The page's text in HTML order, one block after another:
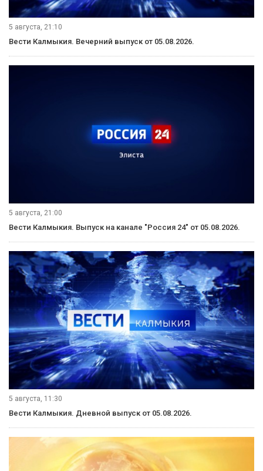
5 августа, 21:10
Вести Калмыкия. Вечерний выпуск от 05.08.2026.
5 августа, 21:00
Вести Калмыкия. Выпуск на канале "Россия 24" от 05.08.2026.
5 августа, 11:30
Вести Калмыкия. Дневной выпуск от 05.08.2026.